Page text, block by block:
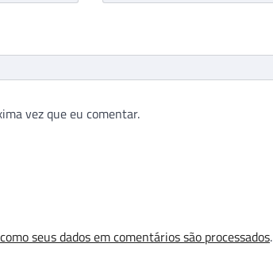
vez que eu comentar.
seus dados em comentários são processados.